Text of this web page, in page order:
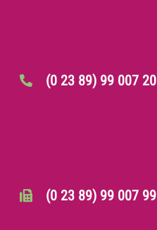
(0 23 89) 99 007 20
(0 23 89) 99 007 99